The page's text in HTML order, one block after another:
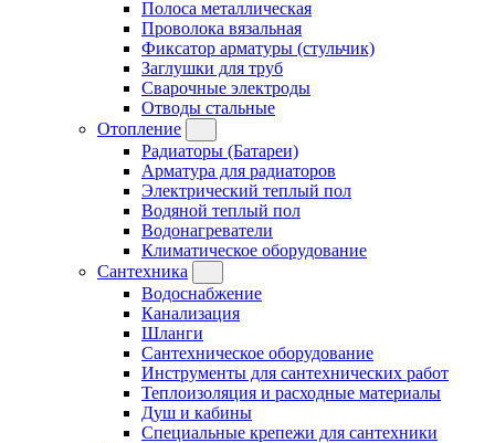
Полоса металлическая
Проволока вязальная
Фиксатор арматуры (стульчик)
Заглушки для труб
Сварочные электроды
Отводы стальные
Отопление
Радиаторы (Батареи)
Арматура для радиаторов
Электрический теплый пол
Водяной теплый пол
Водонагреватели
Климатическое оборудование
Сантехника
Водоснабжение
Канализация
Шланги
Сантехническое оборудование
Инструменты для сантехнических работ
Теплоизоляция и расходные материалы
Душ и кабины
Специальные крепежи для сантехники